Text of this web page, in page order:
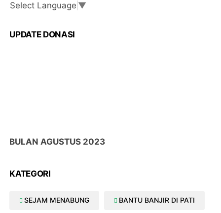
Select Language ▼
UPDATE DONASI
BULAN AGUSTUS 2023
KATEGORI
SEJAM MENABUNG BANTU BANJIR DI PATI